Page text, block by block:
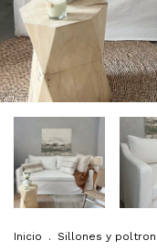
Inicio . Sillones y